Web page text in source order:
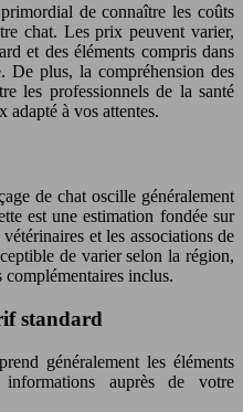
de connaître les coûts
chat. Les prix peuvent varier,
et des éléments compris dans
De plus, la compréhension des
les professionnels de la santé
adapté à vos attentes.
de chat oscille généralement
est une estimation fondée sur
et les associations de
de varier selon la région,
complémentaires inclus.
standard
généralement les éléments
auprès de votre